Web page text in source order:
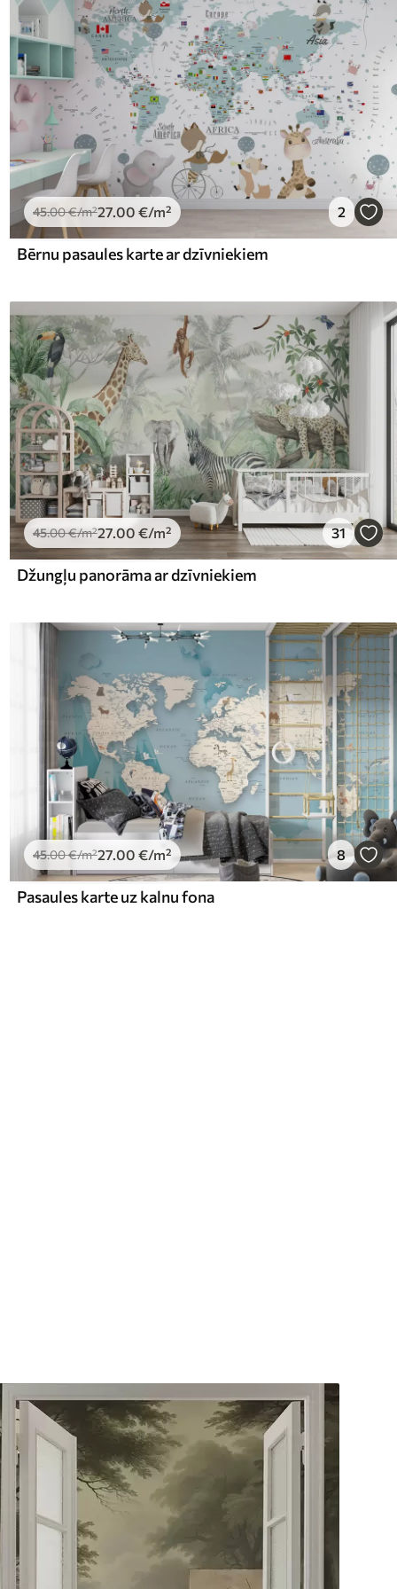
45.00€/m²27.00 €/m² 2
Bērnu pasaules karte ar dzīvniekiem
45.00€/m²27.00 €/m² 31
Džungļu panorāma ar dzīvniekiem
45.00€/m²27.00 €/m² 8
Pasaules karte uz kalnu fona